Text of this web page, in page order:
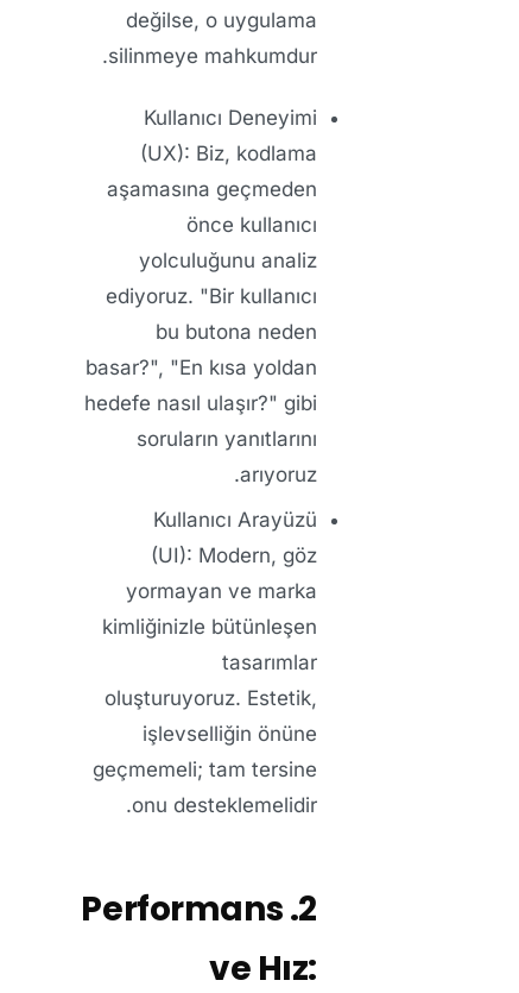
değilse, o uygulama
silinmeye mahkumdur.
Kullanıcı Deneyimi
(UX): Biz, kodlama
aşamasına geçmeden
önce kullanıcı
yolculuğunu analiz
ediyoruz. "Bir kullanıcı
bu butona neden
basar?", "En kısa yoldan
hedefe nasıl ulaşır?" gibi
soruların yanıtlarını
arıyoruz.
Kullanıcı Arayüzü
(UI): Modern, göz
yormayan ve marka
kimliğinizle bütünleşen
tasarımlar
oluşturuyoruz. Estetik,
işlevselliğin önüne
geçmemeli; tam tersine
onu desteklemelidir.
2. Performans
ve Hız: